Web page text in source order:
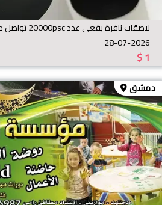
لاصقات نافرة بقعي عدد 20000psc تواصل معنا لمعرفة السعر
28-07-2026
$1
دمشق